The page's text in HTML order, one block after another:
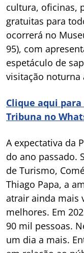
cultura, oficinas,
gratuitas para
ocorrerá no
95), com
espetáculo de
visitação noturna
Clique aqui
Tribuna no
A expectativa da
do ano passado.
de Turismo,
Thiago Papa, a
atrair ainda mais
melhores. Em
90 mil pessoas.
um dia a mais.